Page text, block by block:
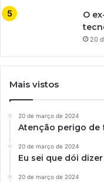
O
20
Mais vistos
20 de março de 2024
Atenção perigo de
20 de março de 2024
Eu sei que dói
20 de março de 2024